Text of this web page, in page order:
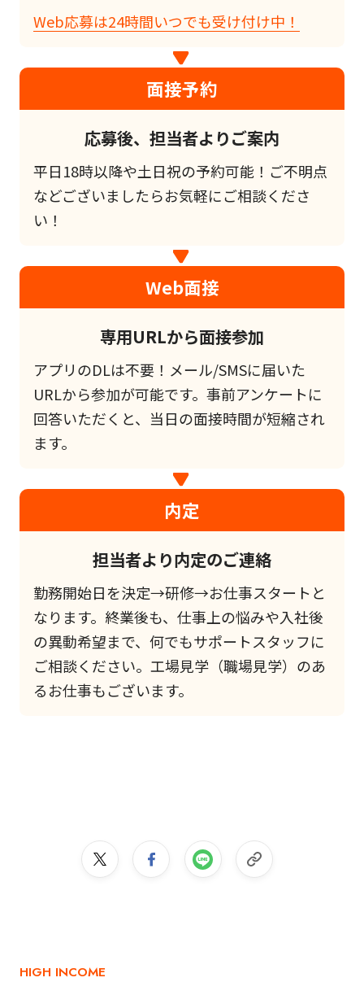
Web応募は24時間いつでも受け付け中！
面接予約
応募後、担当者よりご案内
平日18時以降や土日祝の予約可能！ご不明点
などございましたらお気軽にご相談くださ
い！
Web面接
専用URLから面接参加
アプリのDLは不要！メール/SMSに届いた
URLから参加が可能です。事前アンケートに
回答いただくと、当日の面接時間が短縮され
ます。
内定
担当者より内定のご連絡
勤務開始日を決定→研修→お仕事スタートと
なります。終業後も、仕事上の悩みや入社後
の異動希望まで、何でもサポートスタッフに
ご相談ください。工場見学（職場見学）のあ
るお仕事もございます。
HIGH INCOME